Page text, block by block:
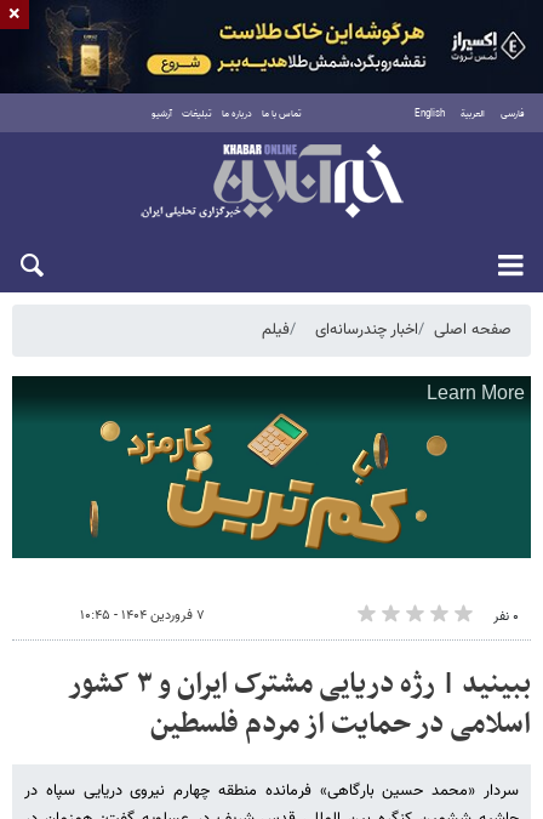
فارسی العربية English تماس با ما درباره ما تبلیغات آرشیو
پنجشنبه ۱۵ مرداد ۱۴۰۵
صفحه اصلی اخبار چندرسانه‌ای فیلم
۰ نفر ۷ فروردین ۱۴۰۴ - ۱۰:۴۵
ببینید | رژه دریایی مشترک ایران و ۳ کشور
اسلامی در حمایت از مردم فلسطین
سردار «محمد حسین بارگاهی» فرمانده منطقه چهارم نیروی دریایی سپاه در
×